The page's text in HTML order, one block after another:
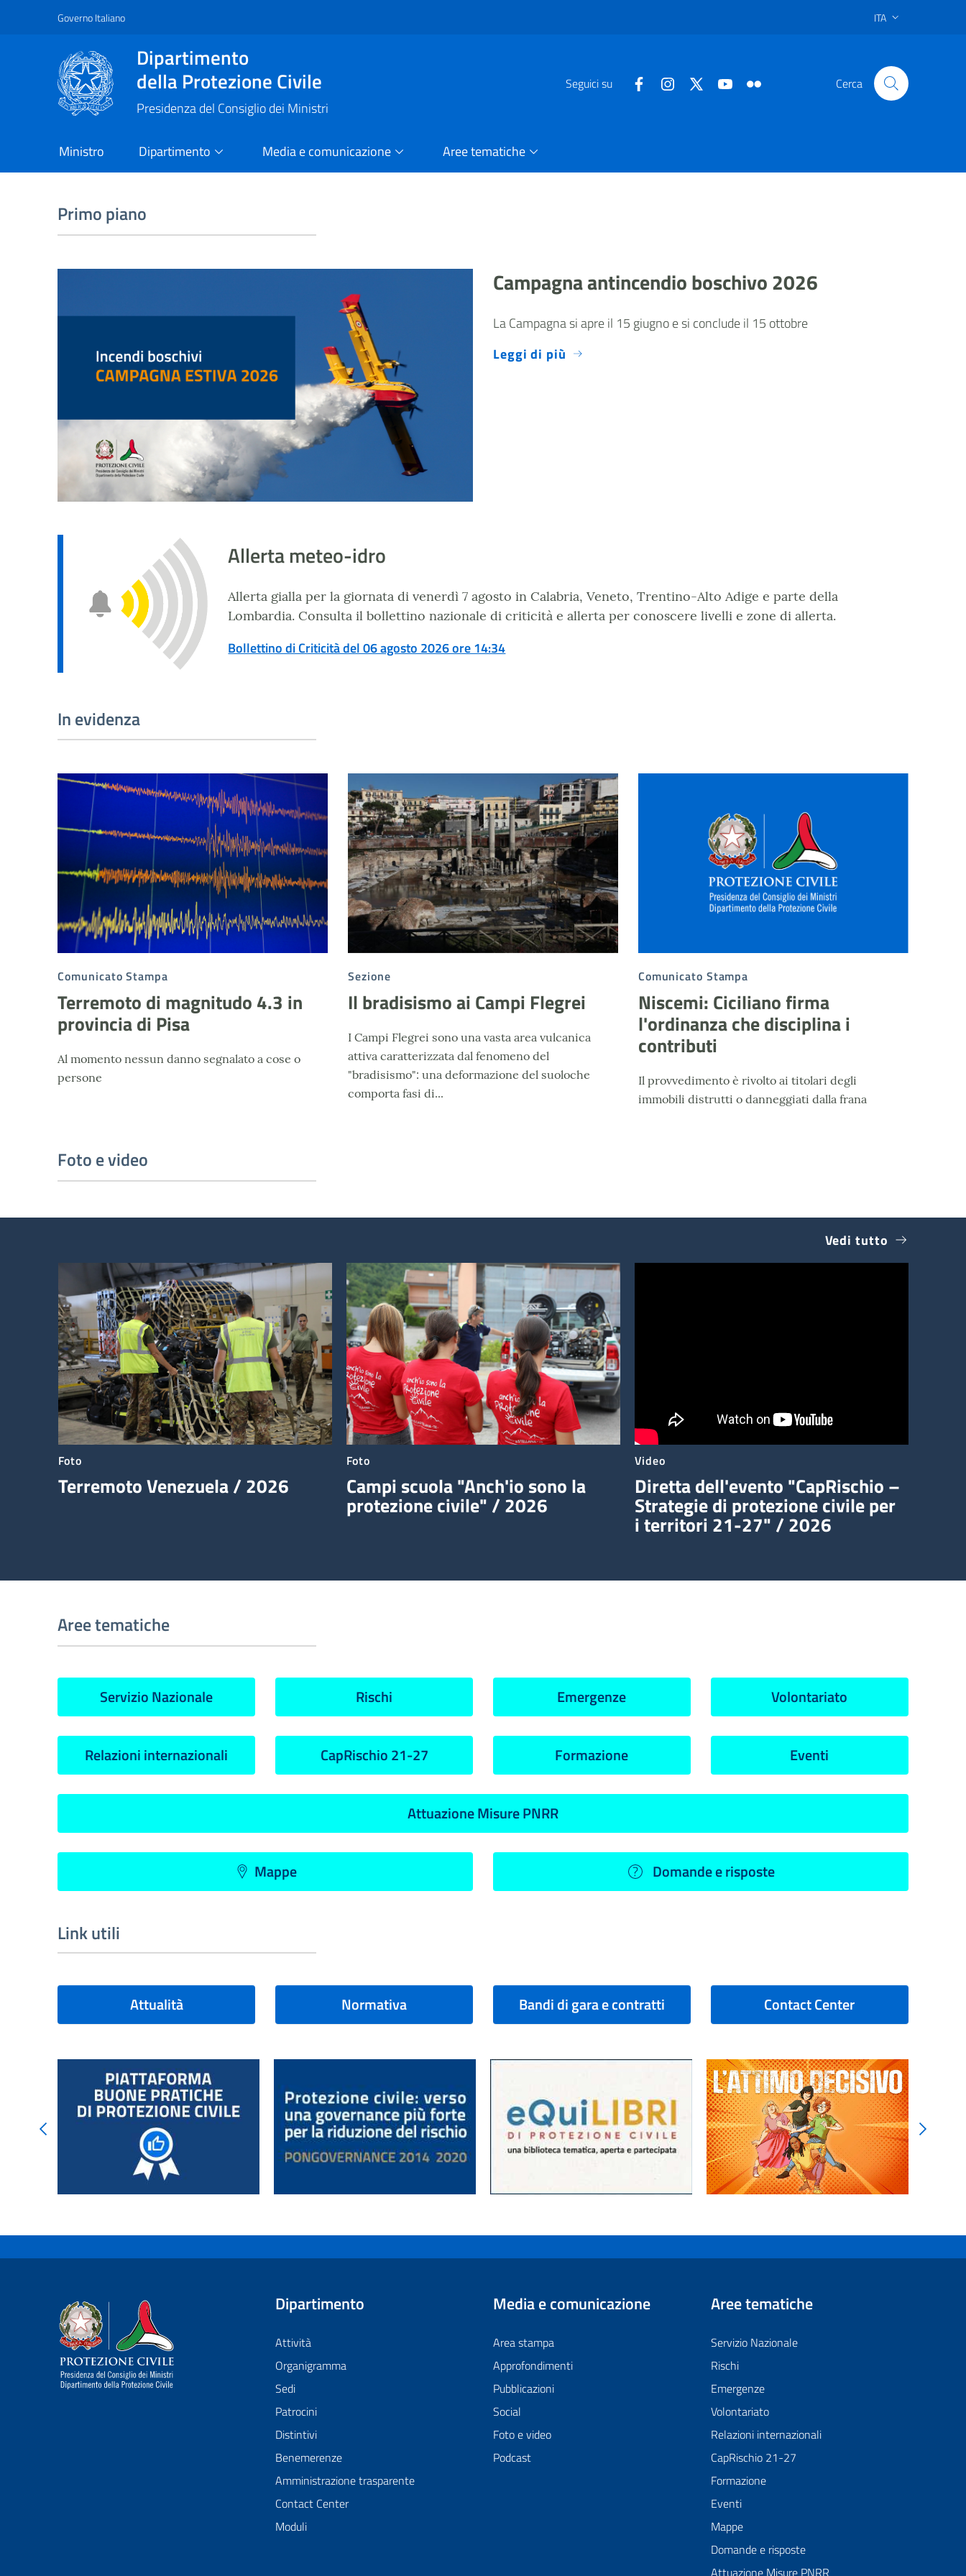
Vai al contenuto principale
Raggiungi il piè di pagina
Governo Italiano ITA
Dipartimento
della Protezione Civile
Presidenza del Consiglio dei Ministri
Seguici su Cerca
Ministro Dipartimento Media e comunicazione Aree tematiche
Primo piano
Campagna antincendio boschivo 2026
La Campagna si apre il 15 giugno e si conclude il 15 ottobre
Leggi di più
Allerta meteo-idro
Allerta gialla per la giornata di venerdì 7 agosto in Calabria, Veneto, Trentino-Alto Adige e parte della
Lombardia. Consulta il bollettino nazionale di criticità e allerta per conoscere livelli e zone di allerta.
Bollettino di Criticità del 06 agosto 2026 ore 14:34
In evidenza
Registrazione terremoto
Comunicato Stampa
Terremoto di magnitudo 4.3 in
provincia di Pisa
Al momento nessun danno segnalato a cose o
persone
Campi Flegrei
Sezione
Il bradisismo ai Campi Flegrei
I Campi Flegrei sono una vasta area vulcanica
attiva caratterizzata dal fenomeno del
"bradisismo": una deformazione del suoloche
comporta fasi di...
Comunicato Stampa
Niscemi: Ciciliano firma
l'ordinanza che disciplina i
contributi
Il provvedimento è rivolto ai titolari degli
immobili distrutti o danneggiati dalla frana
Foto e video
Vedi tutto
Terremoto in Venezuela 2026
Foto
Terremoto Venezuela / 2026
Campi scuola 2026
Foto
Campi scuola "Anch'io sono la
protezione civile" / 2026
Video
Diretta dell'evento "CapRischio –
Strategie di protezione civile per
i territori 21-27" / 2026
Aree tematiche
Servizio Nazionale Rischi Emergenze Volontariato
Relazioni internazionali CapRischio 21-27 Formazione Eventi
Attuazione Misure PNRR
Mappe Domande e risposte
Link utili
Attualità Normativa Bandi di gara e contratti Contact Center
Dipartimento della Protezione Civile
Dipartimento
Attività
Organigramma
Sedi
Patrocini
Distintivi
Benemerenze
Amministrazione trasparente
Contact Center
Moduli
Media e comunicazione
Area stampa
Approfondimenti
Pubblicazioni
Social
Foto e video
Podcast
Aree tematiche
Servizio Nazionale
Rischi
Emergenze
Volontariato
Relazioni internazionali
CapRischio 21-27
Formazione
Eventi
Mappe
Domande e risposte
Attuazione Misure PNRR